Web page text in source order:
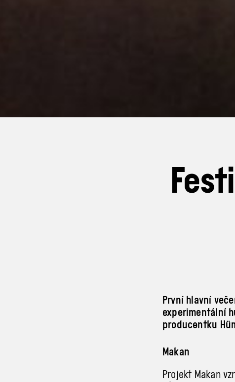
První hlavní
experimentální
producentku
Makan
Projekt Makan